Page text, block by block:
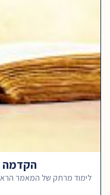
הקדמה
לימוד מרתק של המאמר